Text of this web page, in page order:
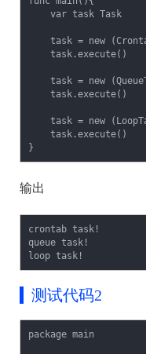
}
输出
crontab task!
queue task!
loop task!
测试代码2
package main